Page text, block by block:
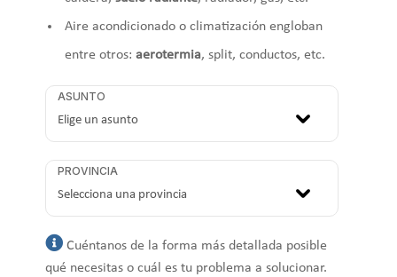
Aire acondicionado o climatización engloban
entre otros: aerotermia, split, conductos, etc.
ASUNTO
PROVINCIA
Cuéntanos de la forma más detallada posible
qué necesitas o cuál es tu problema a solucionar.